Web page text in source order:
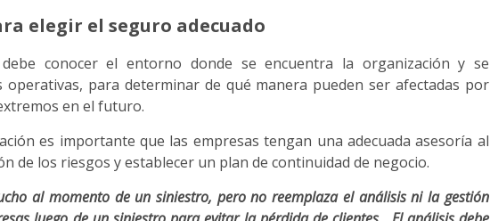
elegir el seguro adecuado
conocer el entorno donde se encuentra la organización y se
operativas, para determinar de qué manera pueden ser afectadas por
en el futuro.
es importante que las empresas tengan una adecuada asesoría al
de los riesgos y establecer un plan de continuidad de negocio.
al momento de un siniestro, pero no reemplaza el análisis ni la gestión